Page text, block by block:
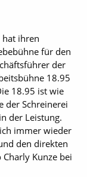
hat ihren
für den
der
18.95
18.95 ist wie
der Schreinerei
der Leistung.
immer wieder
den direkten
Kunze bei